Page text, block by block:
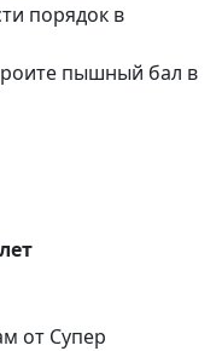
порядок в
пышный бал в
от Супер